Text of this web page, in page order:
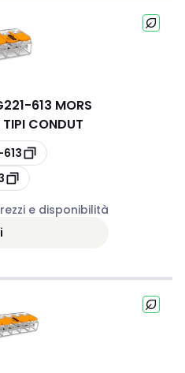
613 MORS
TIPI CONDUT
e disponibilità